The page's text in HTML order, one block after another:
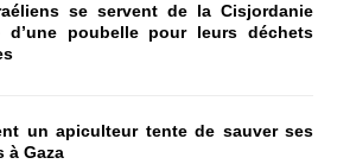
se servent de la Cisjordanie
d’une poubelle pour leurs déchets
un apiculteur tente de sauver ses
à Gaza